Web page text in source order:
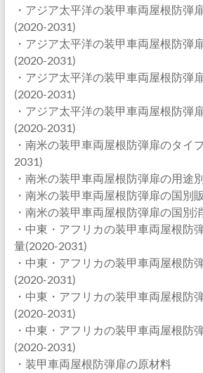
・アジア太平洋の装甲車両屋根防弾
(2020-2031)
・アジア太平洋の装甲車両屋根防弾
(2020-2031)
・アジア太平洋の装甲車両屋根防弾
(2020-2031)
・アジア太平洋の装甲車両屋根防弾
(2020-2031)
・南米の装甲車両屋根防弾扉のタイ
2031)
・南米の装甲車両屋根防弾扉の用途
・南米の装甲車両屋根防弾扉の国別
・南米の装甲車両屋根防弾扉の国別
・中東・アフリカの装甲車両屋根防
量(2020-2031)
・中東・アフリカの装甲車両屋根防
(2020-2031)
・中東・アフリカの装甲車両屋根防
(2020-2031)
・中東・アフリカの装甲車両屋根防
(2020-2031)
・装甲車両屋根防弾扉の原材料